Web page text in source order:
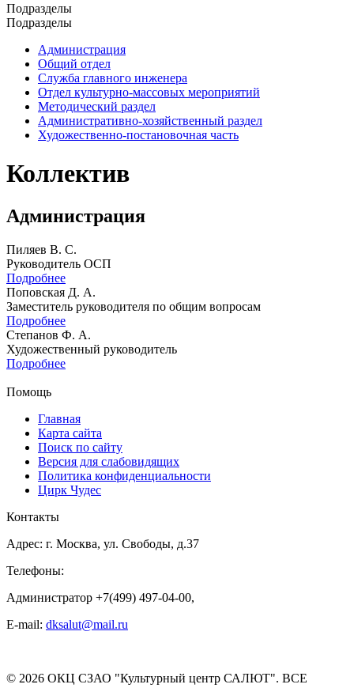
Подразделы
Подразделы
Администрация
Общий отдел
Служба главного инженера
Отдел культурно-массовых мероприятий
Методический раздел
Административно-хозяйственный раздел
Художественно-постановочная часть
Коллектив
Администрация
Пиляев В. С.
Руководитель ОСП
Подробнее
Поповская Д. А.
Заместитель руководителя по общим вопросам
Подробнее
Степанов Ф. А.
Художественный руководитель
Подробнее
Помощь
Главная
Карта сайта
Поиск по сайту
Версия для слабовидящих
Политика конфиденциальности
Цирк Чудес
Контакты
Адрес: г. Москва, ул. Свободы, д.37
Телефоны:
Администратор +7(499) 497-04-00,
E-mail: dksalut@mail.ru
© 2026 ОКЦ СЗАО "Культурный центр САЛЮТ". ВСЕ